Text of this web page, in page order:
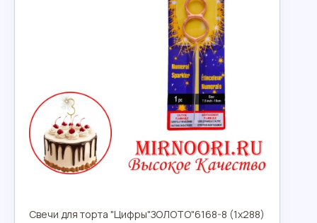
Свечи для торта "Цифры"ЗОЛОТО"6168-8 (1х288)